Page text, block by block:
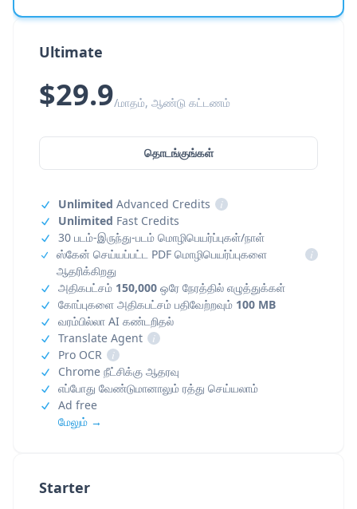
Starter
Ultimate
$29.9/மாதம், ஆண்டு கட்டணம்
தொடங்குங்கள்
Unlimited Advanced Credits
i
Unlimited Fast Credits
30 படம்-இருந்து-படம் மொழிபெயர்ப்புகள்/நாள்
ஸ்கேன் செய்யப்பட்ட PDF மொழிபெயர்ப்புகளை
ஆதரிக்கிறது
i
அதிகபட்சம் 150,000 ஒரே நேரத்தில் எழுத்துக்கள்
கோப்புகளை அதிகபட்சம் பதிவேற்றவும் 100 MB
வரம்பில்லா AI கண்டறிதல்
Translate Agent
i
Pro OCR
i
Chrome நீட்சிக்கு ஆதரவு
எப்போது வேண்டுமானாலும் ரத்து செய்யலாம்
Ad free
மேலும் →